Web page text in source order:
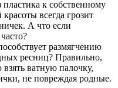
к собственному
всегда грозит
А что если
размягчению
ресниц? Правильно,
ватную палочку,
не повреждая родные.